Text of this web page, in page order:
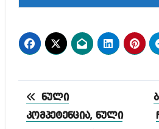
პოსტის
ნავიგაცია
ნული
კომპეტენცია, ნული